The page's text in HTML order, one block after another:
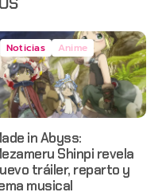
Noticias Anime
in Abyss:
Shinpi revela
tráiler, reparto y
musical